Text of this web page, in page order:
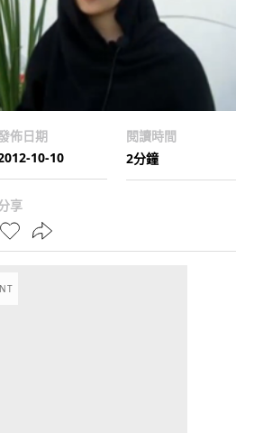
佈日期
10-10
閱讀時間
2分鐘
享